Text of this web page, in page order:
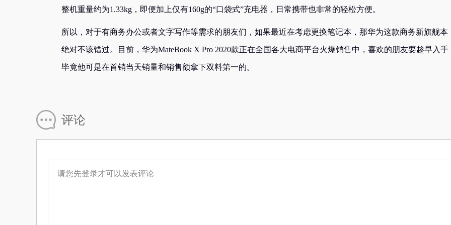
整机重量约为1.33kg，即便加上仅有160g的“口袋式”充电器，日常携带也非常的轻松方便。
所以，对于有商务办公或者文字写作等需求的朋友们，如果最近在考虑更换笔记本，那华为这款商务新旗舰本
绝对不该错过。目前，华为MateBook X Pro 2020款正在全国各大电商平台火爆销售中，喜欢的朋友要趁早入手
毕竟他可是在首销当天销量和销售额拿下双料第一的。
评论